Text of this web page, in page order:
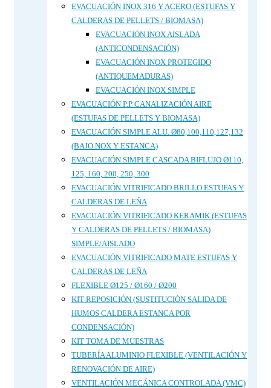
EVACUACIÓN INOX 316 Y ACERO (ESTUFAS Y
CALDERAS DE PELLETS / BIOMASA)
EVACUACIÓN INOX AISLADA
(ANTICONDENSACIÓN)
EVACUACIÓN INOX PROTEGIDO
(ANTIQUEMADURAS)
EVACUACIÓN INOX SIMPLE
EVACUACIÓN P.P CANALIZACIÓN AIRE
(ESTUFAS DE PELLETS Y BIOMASA)
EVACUACIÓN SIMPLE ALU. Ø80,100,110,127,132
(BAJO NOX Y ESTANCA)
EVACUACIÓN SIMPLE CASCADA BIFLUJO Ø110,
125, 160, 200, 250, 300
EVACUACIÓN VITRIFICADO BRILLO ESTUFAS Y
CALDERAS DE LEÑA
EVACUACIÓN VITRIFICADO KERAMIK (ESTUFAS
Y CALDERAS DE PELLETS / BIOMASA)
SIMPLE/AISLADO
EVACUACIÓN VITRIFICADO MATE ESTUFAS Y
CALDERAS DE LEÑA
FLEXIBLE Ø125 / Ø160 / Ø200
KIT REPOSICIÓN (SUSTITUCIÓN SALIDA DE
HUMOS CALDERA ESTANCA POR
CONDENSACIÓN)
KIT TOMA DE MUESTRAS
TUBERÍA ALUMINIO FLEXIBLE (VENTILACIÓN Y
RENOVACIÓN DE AIRE)
VENTILACIÓN MECÁNICA CONTROLADA (VMC)